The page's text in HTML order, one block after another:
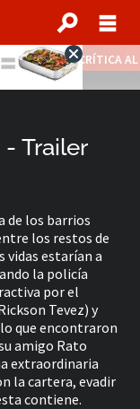
CRÍTICA
Trailer
de los barrios
los restos de
vidas estarían a
la policía
por el
Tevez) y
lo que encontraron
amigo Rato
extraordinaria
la cartera, evadir
contiene.